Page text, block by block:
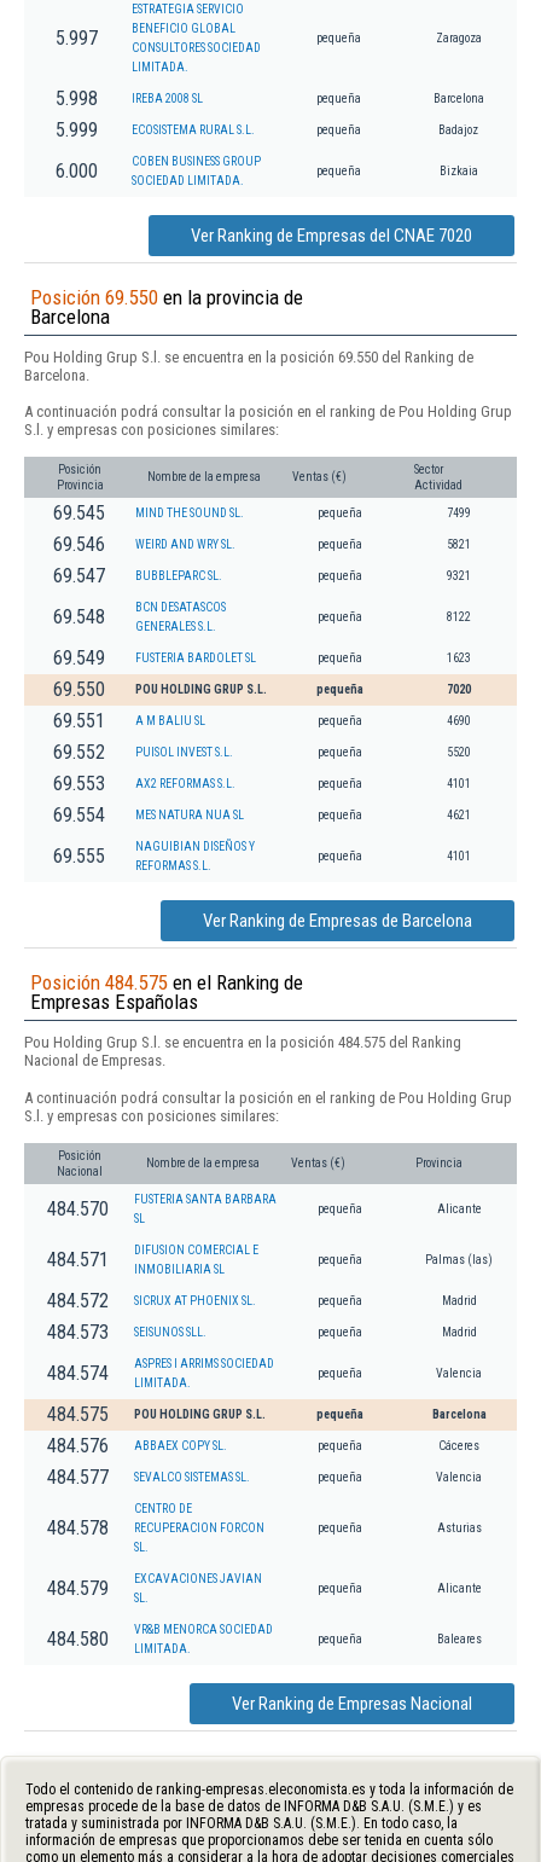
5.997
ESTRATEGIA SERVICIO
BENEFICIO GLOBAL
CONSULTORES SOCIEDAD
LIMITADA.
pequeña Zaragoza
5.998 IREBA 2008 SL pequeña Barcelona
5.999 ECOSISTEMA RURAL S.L. pequeña Badajoz
6.000
COBEN BUSINESS GROUP
SOCIEDAD LIMITADA.
pequeña Bizkaia
Ver Ranking de Empresas del CNAE 7020
Posición 69.550 en la provincia de
Barcelona
Pou Holding Grup S.l. se encuentra en la posición 69.550 del Ranking de
Barcelona.
A continuación podrá consultar la posición en el ranking de Pou Holding Grup
S.l. y empresas con posiciones similares:
Posición
Provincia
Nombre de la empresa Ventas (€)
Sector
Actividad
69.545 MIND THE SOUND SL. pequeña 7499
69.546 WEIRD AND WRY SL. pequeña 5821
69.547 BUBBLEPARC SL. pequeña 9321
69.548
BCN DESATASCOS
GENERALES S.L.
pequeña 8122
69.549 FUSTERIA BARDOLET SL pequeña 1623
69.550 POU HOLDING GRUP S.L. pequeña 7020
69.551 A M BALIU SL pequeña 4690
69.552 PUISOL INVEST S.L. pequeña 5520
69.553 AX2 REFORMAS S.L. pequeña 4101
69.554 MES NATURA NUA SL pequeña 4621
69.555
NAGUIBIAN DISEÑOS Y
REFORMAS S.L.
pequeña 4101
Ver Ranking de Empresas de Barcelona
Posición 484.575 en el Ranking de
Empresas Españolas
Pou Holding Grup S.l. se encuentra en la posición 484.575 del Ranking
Nacional de Empresas.
A continuación podrá consultar la posición en el ranking de Pou Holding Grup
S.l. y empresas con posiciones similares:
Posición
Nacional
Nombre de la empresa Ventas (€) Provincia
484.570
FUSTERIA SANTA BARBARA
SL
pequeña Alicante
484.571
DIFUSION COMERCIAL E
INMOBILIARIA SL
pequeña Palmas (las)
484.572 SICRUX AT PHOENIX SL. pequeña Madrid
484.573 SEISUNOS SLL. pequeña Madrid
484.574
ASPRES I ARRIMS SOCIEDAD
LIMITADA.
pequeña Valencia
484.575 POU HOLDING GRUP S.L. pequeña Barcelona
484.576 ABBAEX COPY SL. pequeña Cáceres
484.577 SEVALCO SISTEMAS SL. pequeña Valencia
484.578
CENTRO DE
RECUPERACION FORCON
SL.
pequeña Asturias
484.579
EXCAVACIONES JAVIAN
SL.
pequeña Alicante
484.580
VR&B MENORCA SOCIEDAD
LIMITADA.
pequeña Baleares
Ver Ranking de Empresas Nacional
Todo el contenido de ranking-empresas.eleconomista.es y toda la información de
empresas procede de la base de datos de INFORMA D&B S.A.U. (S.M.E.) y es
tratada y suministrada por INFORMA D&B S.A.U. (S.M.E.). En todo caso, la
información de empresas que proporcionamos debe ser tenida en cuenta sólo
como un elemento más a considerar a la hora de adoptar decisiones comerciales